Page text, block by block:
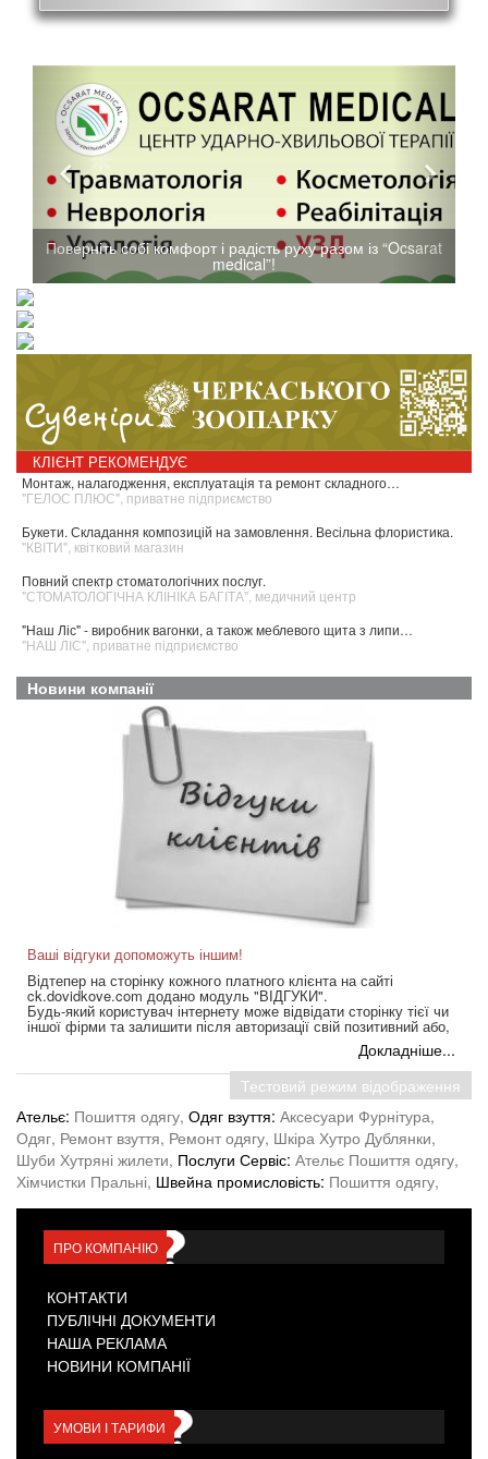
Поверніть собі комфорт і радість руху разом із “Ocsarat
medical”!
КЛІЄНТ РЕКОМЕНДУЄ
Монтаж, налагодження, експлуатація та ремонт складного…
"ГЕЛОС ПЛЮС", приватне підприємство
Букети. Складання композицій на замовлення. Весільна флористика.
"КВІТИ", квітковий магазин
Повний спектр стоматологічних послуг.
"СТОМАТОЛОГІЧНА КЛІНІКА БАГІТА", медичний центр
"Наш Ліс" - виробник вагонки, а також меблевого щита з липи…
"НАШ ЛІС", приватне підприємство
Новини компанії
Ваші відгуки допоможуть іншим!
Відтепер на сторінку кожного платного клієнта на сайті
ck.dovidkove.com додано модуль "ВІДГУКИ".
Будь-який користувач інтернету може відвідати сторінку тієї чи
іншої фірми та залишити після авторизації свій позитивний або,
не дай Боже, негативний відгук.
Після оплати Замовником обраного тарифного пакету послуг
менеджер компанії "Довідкове бюро" надсилає на його
електронну пошту листа з логіном та паролем доступу до
особистого кабінету створеної для його потреб сторінки на
ck.dovidkove.com.
З цього Кабінету Клієнт може розміщувати та коригувати
інформацію у вкладці ВАКАНСІЇ та у модулі ВІДГУКИ на своїй
персональній сторінці.
Пишіть сміливіше, залишайте свої відгуки про послуги та товари
фірм Черкаського регіону. Пам'ятайте, що ваш коментар може
Докладніше...
Тестовий режим відображення
Ательє: Пошиття одягу, Одяг взуття: Аксесуари Фурнітура,
Одяг, Ремонт взуття, Ремонт одягу, Шкіра Хутро Дублянки,
Шуби Хутряні жилети, Послуги Сервіс: Ательє Пошиття одягу,
Хімчистки Пральні, Швейна промисловість: Пошиття одягу,
ПРО КОМПАНІЮ
КОНТАКТИ
ПУБЛІЧНІ ДОКУМЕНТИ
НАША РЕКЛАМА
НОВИНИ КОМПАНІЇ
УМОВИ І ТАРИФИ